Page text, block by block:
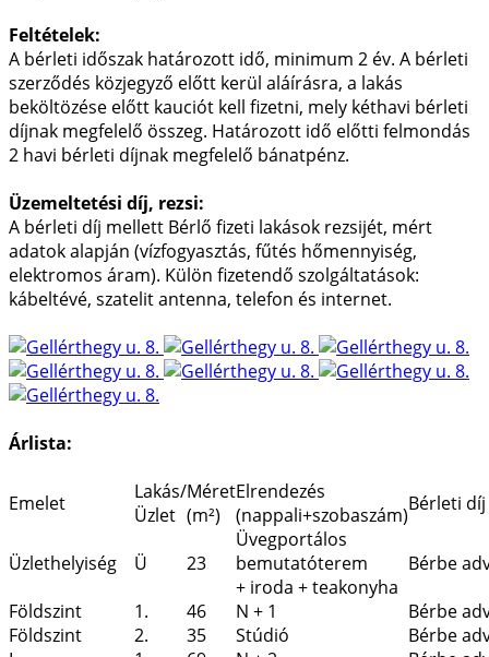
Feltételek:
A bérleti időszak határozott idő, minimum 2 év. A bérleti
szerződés közjegyző előtt kerül aláírásra, a lakás
beköltözése előtt kauciót kell fizetni, mely kéthavi bérleti
díjnak megfelelő összeg. Határozott idő előtti felmondás
2 havi bérleti díjnak megfelelő bánatpénz.
Üzemeltetési díj, rezsi:
A bérleti díj mellett Bérlő fizeti lakások rezsijét, mért
adatok alapján (vízfogyasztás, fűtés hőmennyiség,
elektromos áram). Külön fizetendő szolgáltatások:
kábeltévé, szatelit antenna, telefon és internet.
Árlista:
Emelet
Lakás/
Üzlet
Méret
(m²)
Elrendezés
(nappali+szobaszám)Bérleti díj
Üzlethelyiség Ü 23
Üvegportálos
bemutatóterem
+ iroda + teakonyha
Bérbe
Földszint
1. 46 N + 1
Bérbe
Földszint
2. 35 Stúdió
Bérbe